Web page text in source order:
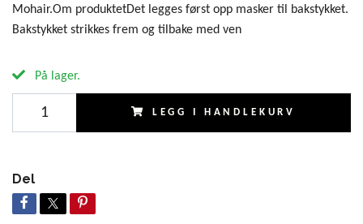
Mohair.Om produktetDet legges først opp masker til bakstykket.
Bakstykket strikkes frem og tilbake med ven
På lager.
LEGG I HANDLEKURV
Del